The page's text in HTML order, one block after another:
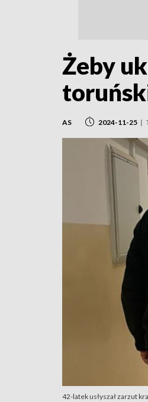
Żeby
AS 2024-11-25 |
42-latek usłyszał zarzut